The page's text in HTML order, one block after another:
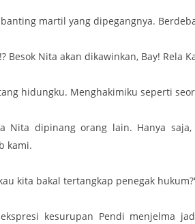
martil yang dipegangnya.
Besok Nita akan dikawinkan, Bay! Rela
hidungku. Menghakimiku seperti
Nita dipinang orang lain. Hanya
kami.
kita bakal tertangkap penegak
kesurupan Pendi menjelma